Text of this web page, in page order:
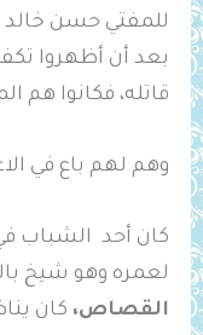
للمفتي حسن خالد
بعد أن أظهروا
قاتله، فكانوا هم
وهم لهم باع في
كان أحد الشباب
لعمره وهو شيخ
القصاص، كان